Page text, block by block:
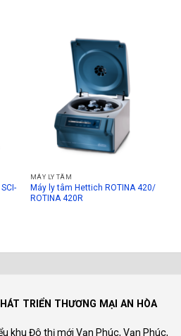
MÁY LY TÂM
Máy ly tâm Hettich ROTINA 420/
ROTINA 420R
TRIỂN THƯƠNG MẠI AN HÒA
khu Đô thị mới Vạn Phúc, Vạn Phúc,